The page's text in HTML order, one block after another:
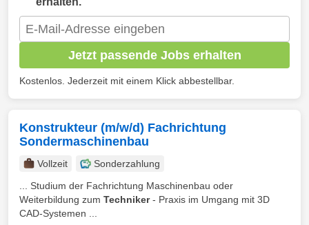
Jetzt passende Jobs erhalten
Kostenlos. Jederzeit mit einem Klick abbestellbar.
Konstrukteur (m/w/d) Fachrichtung
Sondermaschinenbau
Vollzeit
Sonderzahlung
... Studium der Fachrichtung Maschinenbau oder
Weiterbildung zum Techniker- Praxis im Umgang mit 3D
CAD-Systemen ...